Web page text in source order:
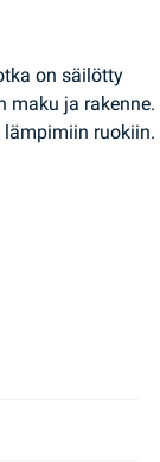
on säilötty
maku ja rakenne.
ruokiin.